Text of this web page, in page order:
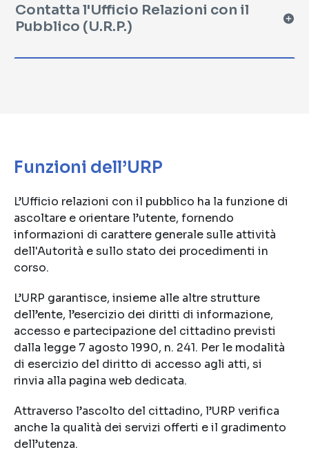
Contatta l'Ufficio Relazioni con il
Pubblico (U.R.P.)
Funzioni dell’URP
L’Ufficio relazioni con il pubblico ha la funzione di
ascoltare e orientare l’utente, fornendo
informazioni di carattere generale sulle attività
dell'Autorità e sullo stato dei procedimenti in
corso.
L’URP garantisce, insieme alle altre strutture
dell’ente, l’esercizio dei diritti di informazione,
accesso e partecipazione del cittadino previsti
dalla legge 7 agosto 1990, n. 241. Per le modalità
di esercizio del diritto di accesso agli atti, si
rinvia alla pagina web dedicata.
Attraverso l’ascolto del cittadino, l’URP verifica
anche la qualità dei servizi offerti e il gradimento
dell’utenza.